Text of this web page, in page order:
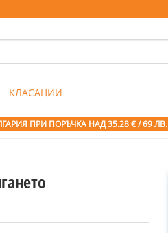
КЛАСАЦИИ
ПРИ ПОРЪЧКА НАД 35.28 € / 69 ЛВ.